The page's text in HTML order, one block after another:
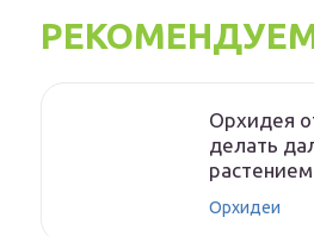
Орхидея
делать
растением
Орхидеи